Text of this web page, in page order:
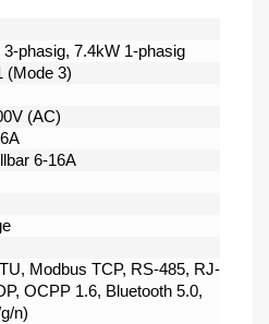
phasig, 7.4kW 1-phasig
(Mode 3)
(AC)
6-16A
Modbus TCP, RS-485, RJ-
OCPP 1.6, Bluetooth 5.0,
​n)